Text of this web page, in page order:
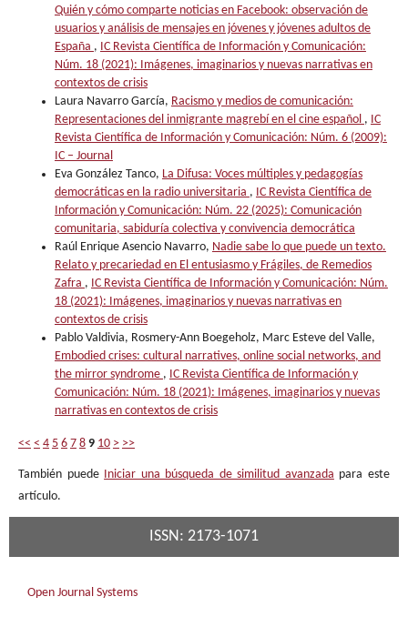
Quién y cómo comparte noticias en Facebook: observación de
usuarios y análisis de mensajes en jóvenes y jóvenes adultos de
España , IC Revista Científica de Información y Comunicación:
Núm. 18 (2021): Imágenes, imaginarios y nuevas narrativas en
contextos de crisis
Laura Navarro García, Racismo y medios de comunicación:
Representaciones del inmigrante magrebí en el cine español , IC
Revista Científica de Información y Comunicación: Núm. 6 (2009):
IC – Journal
Eva González Tanco, La Difusa: Voces múltiples y pedagogías
democráticas en la radio universitaria , IC Revista Científica de
Información y Comunicación: Núm. 22 (2025): Comunicación
comunitaria, sabiduría colectiva y convivencia democrática
Raúl Enrique Asencio Navarro, Nadie sabe lo que puede un texto.
Relato y precariedad en El entusiasmo y Frágiles, de Remedios
Zafra , IC Revista Científica de Información y Comunicación: Núm.
18 (2021): Imágenes, imaginarios y nuevas narrativas en
contextos de crisis
Pablo Valdivia, Rosmery-Ann Boegeholz, Marc Esteve del Valle,
Embodied crises: cultural narratives, online social networks, and
the mirror syndrome , IC Revista Científica de Información y
Comunicación: Núm. 18 (2021): Imágenes, imaginarios y nuevas
narrativas en contextos de crisis
<< < 4 5 6 7 8 9 10 > >>
También puede Iniciar una búsqueda de similitud avanzada para este
artículo.
ISSN: 2173-1071
Open Journal Systems